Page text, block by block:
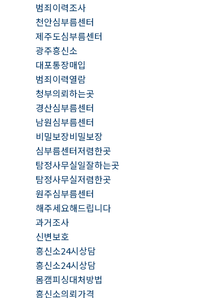
범죄이력조사
천안심부름센터
제주도심부름센터
광주흥신소
대포통장매입
범죄이력열람
청부의뢰하는곳
경산심부름센터
남원심부름센터
비밀보장비밀보장
심부름센터저렴한곳
탐정사무실일잘하는곳
탐정사무실저렴한곳
원주심부름센터
해주세요해드립니다
과거조사
신변보호
흥신소24시상담
흥신소24시상담
몸캠피싱대처방법
흥신소의뢰가격